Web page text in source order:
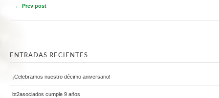
← Prev post
ENTRADAS RECIENTES
¡Celebramos nuestro décimo aniversario!
bt2asociados cumple 9 años